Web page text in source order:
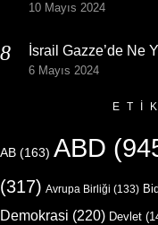
10 Mayıs 2024
İsrail Gazze’de Ne
6 Mayıs 2024
AB (163) ABD
(317) Avrupa Birliği (133)
Demokrasi (220) Devlet